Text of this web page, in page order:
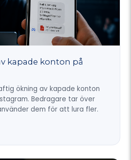
kapade konton på
ökning av kapade konton
Bedragare tar över
dem för att lura fler.